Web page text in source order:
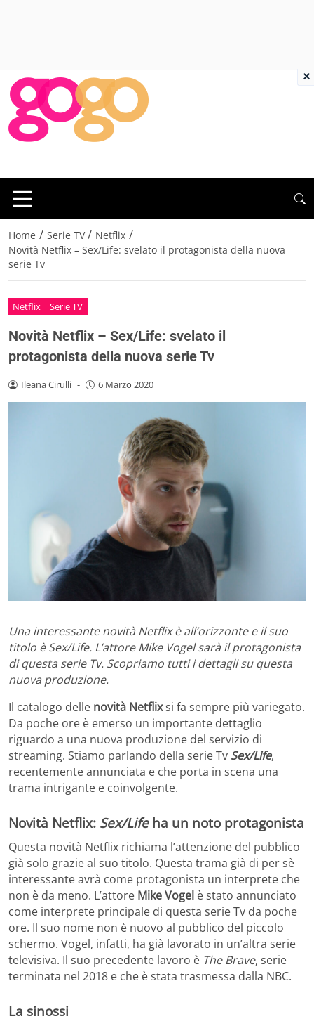
Home / Serie TV / Netflix /
Novità Netflix – Sex/Life: svelato il protagonista della nuova
serie Tv
Netflix Serie TV
Novità Netflix – Sex/Life: svelato il
protagonista della nuova serie Tv
Ileana Cirulli - 6 Marzo 2020
Una interessante novità Netflix è all’orizzonte e il suo
titolo è Sex/Life. L’attore Mike Vogel sarà il protagonista
di questa serie Tv. Scopriamo tutti i dettagli su questa
nuova produzione.
Il catalogo delle novità Netflixsi fa sempre più variegato.
Da poche ore è emerso un importante dettaglio
riguardo a una nuova produzione del servizio di
streaming. Stiamo parlando della serie Tv Sex/Life,
recentemente annunciata e che porta in scena una
trama intrigante e coinvolgente.
Novità Netflix: Sex/Lifeha un noto protagonista
Questa novità Netflix richiama l’attenzione del pubblico
già solo grazie al suo titolo. Questa trama già di per sè
interessante avrà come protagonista un interprete che
non è da meno. L’attore Mike Vogel è stato annunciato
come interprete principale di questa serie Tv da poche
ore. Il suo nome non è nuovo al pubblico del piccolo
schermo. Vogel, infatti, ha già lavorato in un’altra serie
televisiva. Il suo precedente lavoro è The Brave, serie
terminata nel 2018 e che è stata trasmessa dalla NBC.
La sinossi
×